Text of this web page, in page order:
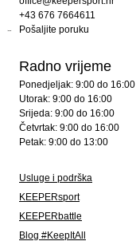
+43 676 7664611
Pošaljite poruku
Radno vrijeme
Ponedjeljak: 9:00 do 16:00
Utorak: 9:00 do 16:00
Srijeda: 9:00 do 16:00
Četvrtak: 9:00 do 16:00
Petak: 9:00 do 13:00
Usluge i podrška
KEEPERsport
KEEPERbattle
Blog #KeepItAll